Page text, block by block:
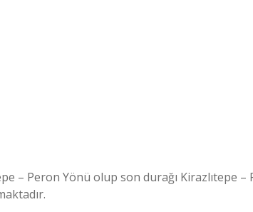
– Peron Yönü olup son durağı Kirazlıtepe –